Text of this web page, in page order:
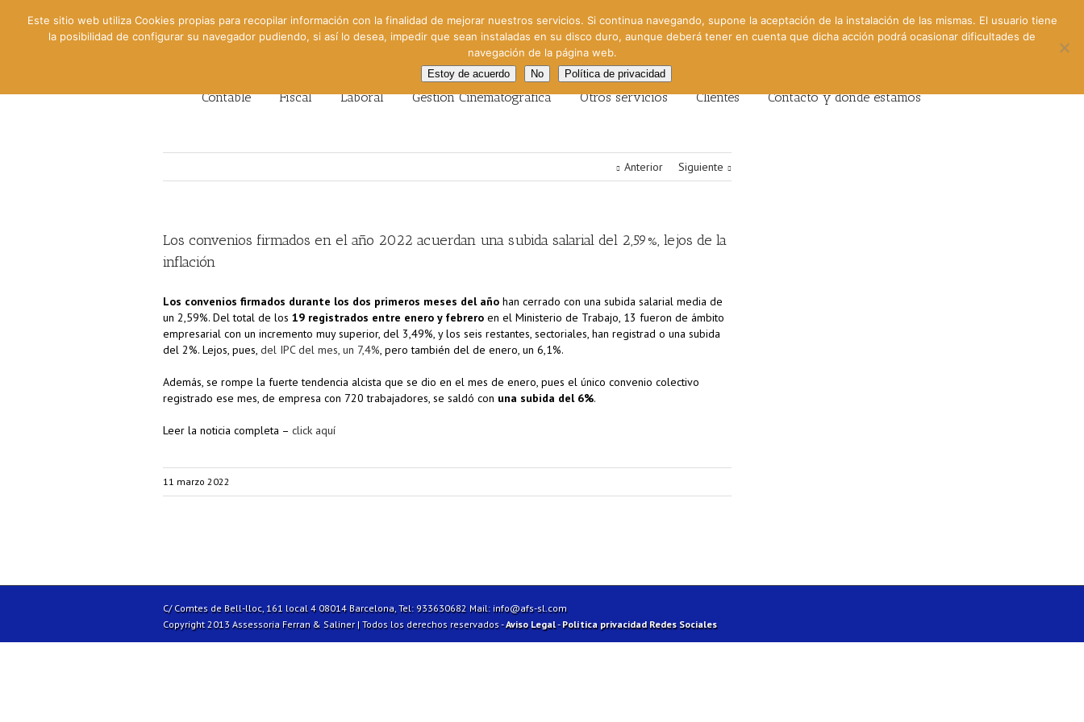
Contable Fiscal Laboral Gestión Cinematográfica Otros servicios Clientes Contacto y dónde estamos
Anterior Siguiente
Los convenios firmados en el año 2022 acuerdan una subida salarial del 2,59%, lejos de la
inflación
Los convenios firmados durante los dos primeros meses del año han cerrado con una subida salarial media de
un 2,59%. Del total de los 19 registrados entre enero y febrero en el Ministerio de Trabajo, 13 fueron de ámbito
empresarial con un incremento muy superior, del 3,49%, y los seis restantes, sectoriales, han registrad o una subida
del 2%. Lejos, pues, del IPC del mes, un 7,4%, pero también del de enero, un 6,1%.
Además, se rompe la fuerte tendencia alcista que se dio en el mes de enero, pues el único convenio colectivo
registrado ese mes, de empresa con 720 trabajadores, se saldó con una subida del 6%.
Leer la noticia completa – click aquí
11 marzo 2022
C/ Comtes de Bell-lloc, 161 local 4 08014 Barcelona, Tel: 933630682 Mail: info@afs-sl.com
Copyright 2013 Assessoria Ferran & Saliner | Todos los derechos reservados -Aviso Legal-Política privacidad Redes Sociales
Este sitio web utiliza Cookies propias para recopilar información con la finalidad de mejorar nuestros servicios. Si continua navegando, supone la aceptación de la instalación de las mismas. El usuario tiene
la posibilidad de configurar su navegador pudiendo, si así lo desea, impedir que sean instaladas en su disco duro, aunque deberá tener en cuenta que dicha acción podrá ocasionar dificultades de
navegación de la página web.
Estoy de acuerdo No Política de privacidad